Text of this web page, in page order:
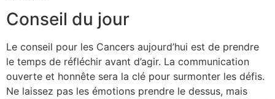
Conseil du jour
Le conseil pour les Cancers aujourd’hui est de prendre
le temps de réfléchir avant d’agir. La communication
ouverte et honnête sera la clé pour surmonter les défis.
Ne laissez pas les émotions prendre le dessus, mais